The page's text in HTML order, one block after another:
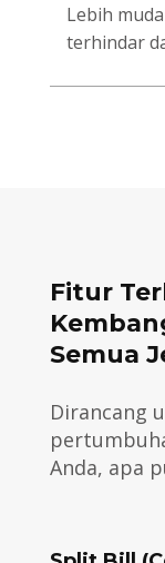
Lebih
terhindar
Fitur
Semua
Dirancang
Anda, apa